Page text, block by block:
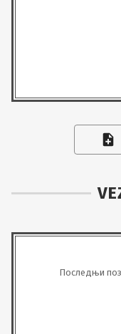
Последњи